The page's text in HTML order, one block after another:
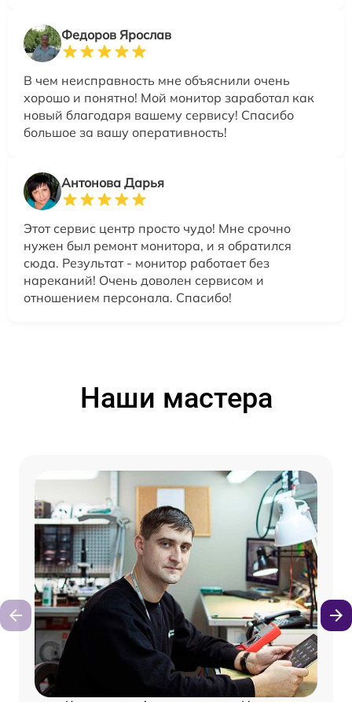
Федоров Ярослав
В чем неисправность мне объяснили очень
хорошо и понятно! Мой монитор заработал как
новый благодаря вашему сервису! Спасибо
большое за вашу оперативность!
Антонова Дарья
Этот сервис центр просто чудо! Мне срочно
нужен был ремонт монитора, и я обратился
сюда. Результат - монитор работает без
нареканий! Очень доволен сервисом и
отношением персонала. Спасибо!
Наши мастера